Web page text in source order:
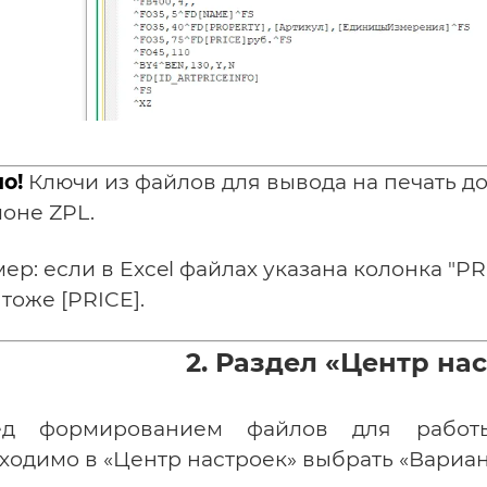
Ключи из файлов для вывода на печать
ZPL.
если в Excel файлах указана колонка
[PRICE].
2. Раздел «Центр
формированием файлов для
в «Центр настроек» выбрать